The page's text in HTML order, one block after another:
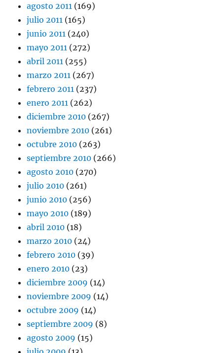
agosto 2011 (169)
julio 2011 (165)
junio 2011 (240)
mayo 2011 (272)
abril 2011 (255)
marzo 2011 (267)
febrero 2011 (237)
enero 2011 (262)
diciembre 2010 (267)
noviembre 2010 (261)
octubre 2010 (263)
septiembre 2010 (266)
agosto 2010 (270)
julio 2010 (261)
junio 2010 (256)
mayo 2010 (189)
abril 2010 (18)
marzo 2010 (24)
febrero 2010 (39)
enero 2010 (23)
diciembre 2009 (14)
noviembre 2009 (14)
octubre 2009 (14)
septiembre 2009 (8)
agosto 2009 (15)